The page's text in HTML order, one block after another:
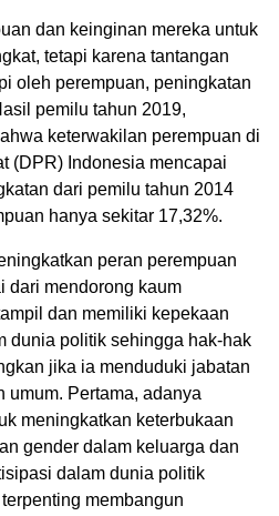
dan keinginan mereka untuk
tetapi karena tantangan
oleh perempuan, peningkatan
pemilu tahun 2019,
keterwakilan perempuan di
(DPR) Indonesia mencapai
dari pemilu tahun 2014
hanya sekitar 17,32%.
peran perempuan
dari mendorong kaum
dan memiliki kepekaan
dunia politik sehingga hak-hak
jika ia menduduki jabatan
Pertama, adanya
meningkatkan keterbukaan
gender dalam keluarga dan
dalam dunia politik
membangun